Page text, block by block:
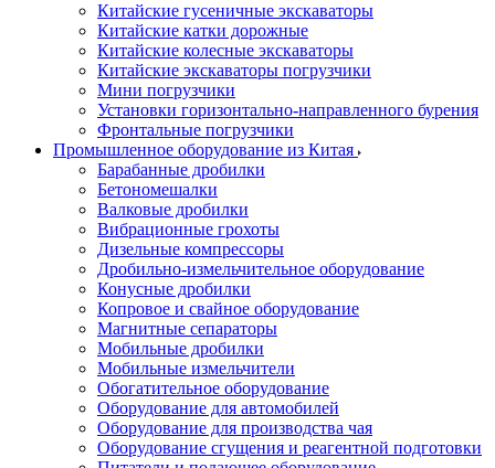
Китайские гусеничные экскаваторы
Китайские катки дорожные
Китайские колесные экскаваторы
Китайские экскаваторы погрузчики
Мини погрузчики
Установки горизонтально-направленного бурения
Фронтальные погрузчики
Промышленное оборудование из Китая
Барабанные дробилки
Бетономешалки
Валковые дробилки
Вибрационные грохоты
Дизельные компрессоры
Дробильно-измельчительное оборудование
Конусные дробилки
Копровое и свайное оборудование
Магнитные сепараторы
Мобильные дробилки
Мобильные измельчители
Обогатительное оборудование
Оборудование для автомобилей
Оборудование для производства чая
Оборудование сгущения и реагентной подготовки